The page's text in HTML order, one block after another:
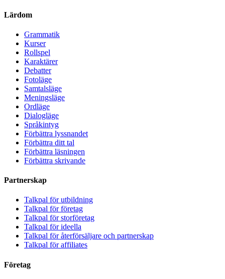
Lärdom
Grammatik
Kurser
Rollspel
Karaktärer
Debatter
Fotoläge
Samtalsläge
Meningsläge
Ordläge
Dialogläge
Språkintyg
Förbättra lyssnandet
Förbättra ditt tal
Förbättra läsningen
Förbättra skrivande
Partnerskap
Talkpal för utbildning
Talkpal för företag
Talkpal för storföretag
Talkpal för ideella
Talkpal för återförsäljare och partnerskap
Talkpal för affiliates
Företag